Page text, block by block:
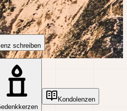
schreiben
Kondolenzen